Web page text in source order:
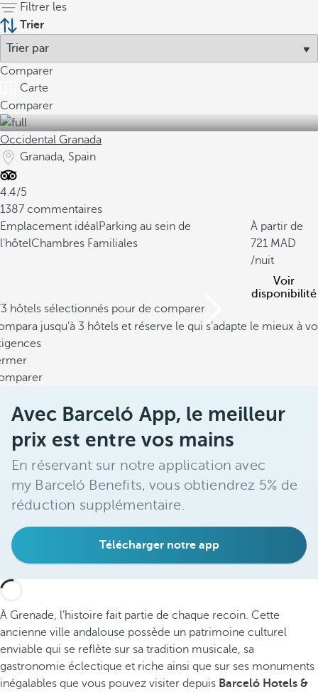
Filtrer les
Trier
Comparer
Carte
Comparer
Occidental Granada
Granada, Spain
4.4/5
1387 commentaires
Emplacement idéalParking au sein de
l'hôtelChambres Familiales
À partir de
721
/nuit
Voir
disponibilité
hôtels sélectionnés pour de comparer
jusqu’à 3 hôtels et réserve le qui s’adapte le mieux à
Avec Barceló App, le meilleur
prix est entre vos mains
En réservant sur notre application avec
my Barceló Benefits, vous obtiendrez 5% de
réduction supplémentaire.
Télécharger notre app
À Grenade, l’histoire fait partie de chaque recoin. Cette
ancienne ville andalouse possède un patrimoine culturel
enviable qui se reflète sur sa tradition musicale, sa
gastronomie éclectique et riche ainsi que sur ses monuments
inégalables que vous pouvez visiter depuis Barceló Hotels &